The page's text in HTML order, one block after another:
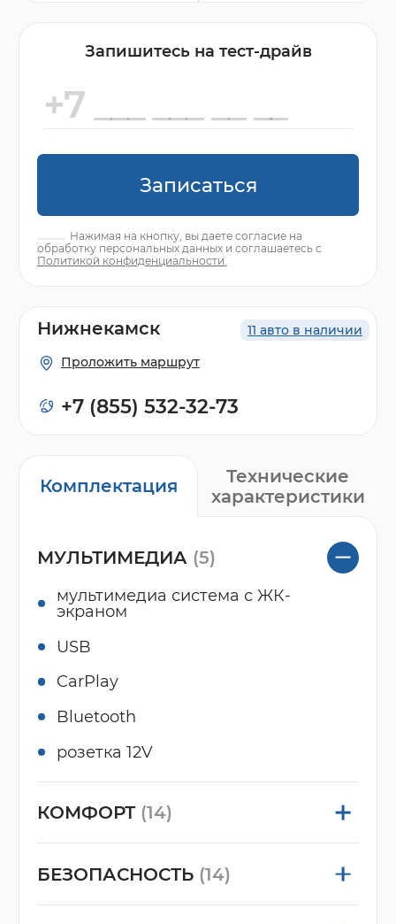
Запишитесь на тест-драйв
Записаться
Нажимая на кнопку, вы даете согласие на
обработку персональных данных и соглашаетесь с
Политикой конфиденциальности.
Комплектация
Технические
характеристики
МУЛЬТИМЕДИА (5)
мультимедиа система с ЖК-
экраном
USB
CarPlay
Bluetooth
розетка 12V
КОМФОРТ (14)
БЕЗОПАСНОСТЬ (14)
11 авто в наличии
Нижнекамск
Проложить маршрут
+7 (855) 532-32-73